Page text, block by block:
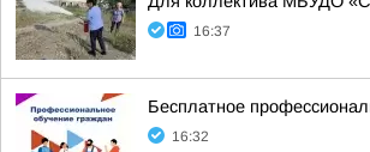
16:37
Бесплатное
16:32